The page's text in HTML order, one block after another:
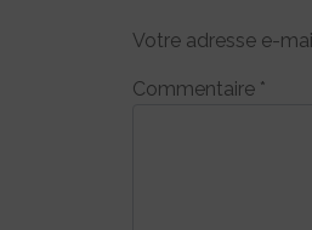
Votre adresse e-
Commentaire *